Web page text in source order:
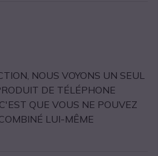
NOUS VOYONS UN SEUL
DE TÉLÉPHONE
QUE VOUS NE POUVEZ
LUI-MÊME